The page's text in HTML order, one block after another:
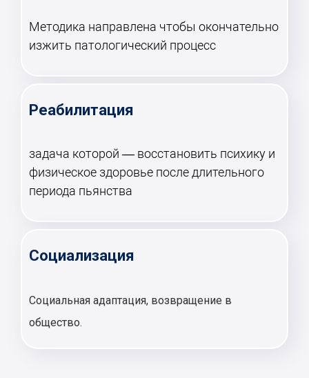
Методика направлена чтобы окончательно
изжить патологический процесс
Реабилитация
задача которой — восстановить психику и
физическое здоровье после длительного
периода пьянства
Социализация
Социальная адаптация, возвращение в
общество.